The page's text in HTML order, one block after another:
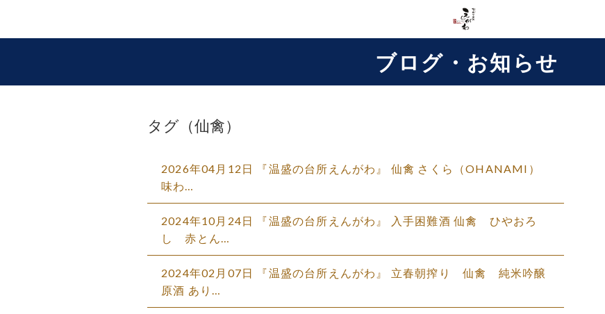
ブログ・お知らせ
タグ（仙禽）
2026年04月12日 『温盛の台所えんがわ』 仙禽 さくら（OHANAMI）
味わ…
2024年10月24日 『温盛の台所えんがわ』 入手困難酒 仙禽 ひやおろ
し 赤とん…
2024年02月07日 『温盛の台所えんがわ』 立春朝搾り 仙禽 純米吟醸
原酒 あり…